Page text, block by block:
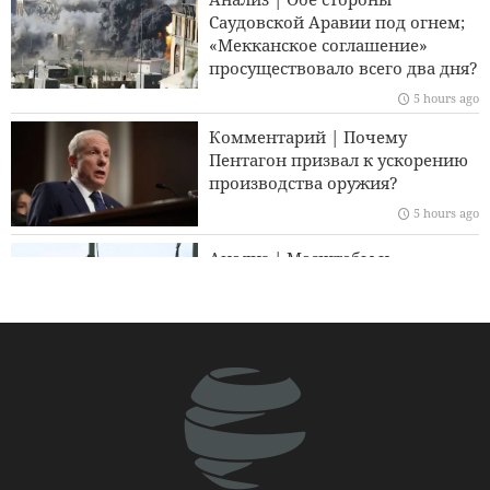
сопротивления, несмотря на все давление
Бывший представитель Пакистана критикует новый
оборонный пакт, известный как Мекканское
региональной проблемой безопасности
Представитель иранской армии: Иранский указ,
регулирующий ситуацию в Ормузском проливе,
необратим
Саудовской Аравии под огнем;
«Мекканское соглашение»
просуществовало всего два дня?
5 hours ago
Комментарий | Почему
Пентагон призвал к ускорению
производства оружия?
5 hours ago
Анализ | Масштабы и
Аравией ракет Patriot